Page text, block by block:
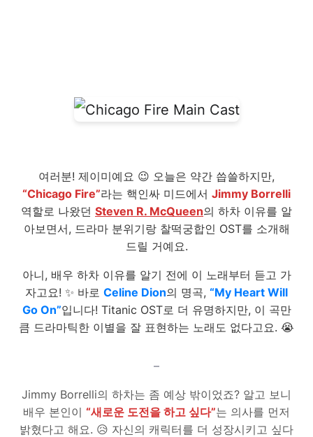
여러분! 제이미예요 😉 오늘은 약간 씁쓸하지만,
“Chicago Fire”라는 핵인싸 미드에서 Jimmy Borrelli
역할로 나왔던 Steven R. McQueen의 하차 이유를 알
아보면서, 드라마 분위기랑 찰떡궁합인 OST를 소개해
드릴 거예요.
아니, 배우 하차 이유를 알기 전에 이 노래부터 듣고 가
자고요! ✨ 바로 Celine Dion의 명곡, “My Heart Will
Go On”입니다! Titanic OST로 더 유명하지만, 이 곡만
큼 드라마틱한 이별을 잘 표현하는 노래도 없다고요. 😭
–
Jimmy Borrelli의 하차는 좀 예상 밖이었죠? 알고 보니
배우 본인이 “새로운 도전을 하고 싶다”는 의사를 먼저
밝혔다고 해요. 😥 자신의 캐릭터를 더 성장시키고 싶다